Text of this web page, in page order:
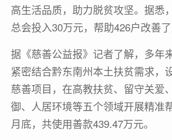
高生活品质，助力脱贫攻坚。据悉
总会投入30万元，帮助426户改善了
据《慈善公益报》记者了解，多年
紧密结合黔东南州本土扶贫需求，
慈善项目，在高教扶贫、留守关爱
御、人居环境等五个领域开展精准
月底，共使用善款439.47万元。